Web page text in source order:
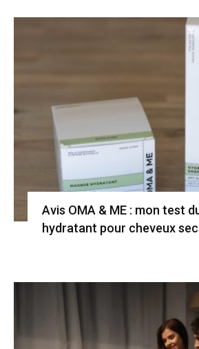
Avis OMA & ME : mon test
hydratant pour cheveux